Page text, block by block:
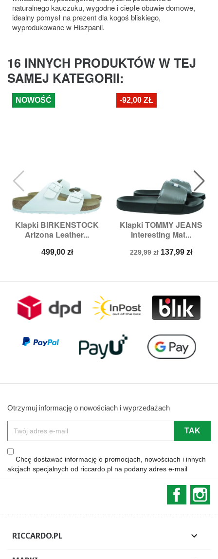
naturalnego kauczuku, wygodne i ciepłe obuwie domowe,
idealny pomysł na prezent dla kogoś bliskiego,
wyprodukowane w Hiszpanii.
16 INNYCH PRODUKTÓW W TEJ
SAMEJ KATEGORII:
Klapki BIRKENSTOCK
Arizona Leather...
Cena
499,00 zł
NOWOŚĆ
Klapki TOMMY JEANS
Interesting Mat...
Cena
229,99 zł Cena
137,99 zł
-92,00 ZŁ
Otrzymuj informację o nowościach i wyprzedażach
Chcę dostawać informację o promocjach, nowościach i innych
akcjach specjalnych od riccardo.pl na podany adres e-mail
RICCARDO.PL 